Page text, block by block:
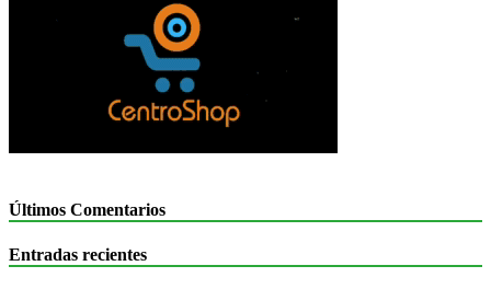
Últimos Comentarios
Entradas recientes